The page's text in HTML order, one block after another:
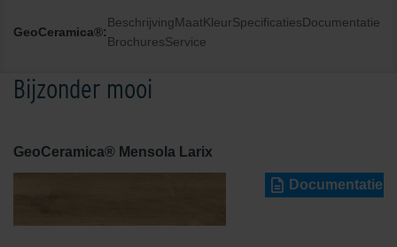
GeoCeramica®:
BeschrijvingMaatKleurSpecificatiesDocumentatie
BrochuresService
Bijzonder mooi
GeoCeramica® Mensola Larix
Documentatie